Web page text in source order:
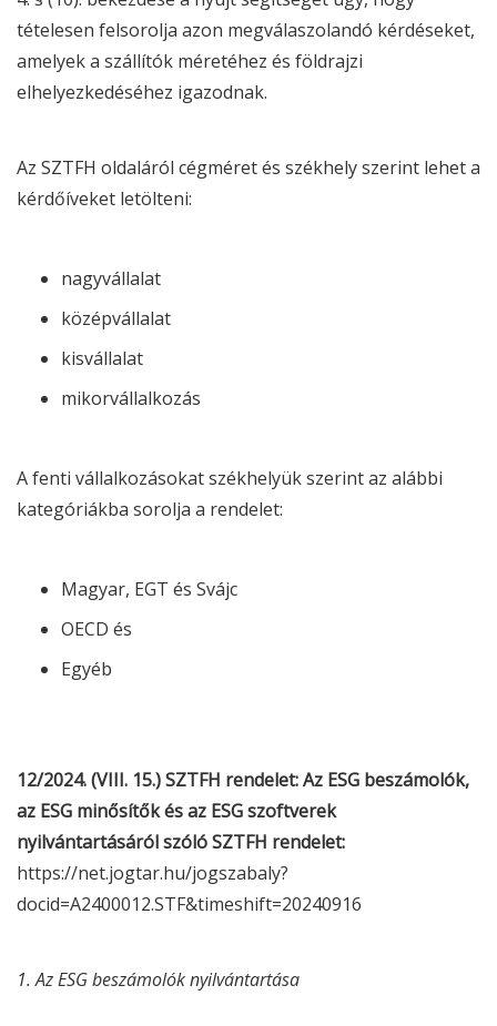
tételesen felsorolja azon megválaszolandó kérdéseket,
amelyek a szállítók méretéhez és földrajzi
elhelyezkedéséhez igazodnak.
Az SZTFH oldaláról cégméret és székhely szerint lehet a
kérdőíveket letölteni:
nagyvállalat
középvállalat
kisvállalat
mikorvállalkozás
A fenti vállalkozásokat székhelyük szerint az alábbi
kategóriákba sorolja a rendelet:
Magyar, EGT és Svájc
OECD és
Egyéb
12/2024. (VIII. 15.) SZTFH rendelet:Az ESG beszámolók,
az ESG minősítők és az ESGszoftverek
nyilvántartásáról szóló SZTFH rendelet:
https://net.jogtar.hu/jogszabaly?
docid=A2400012.STF&timeshift=20240916
1. AzESGbeszámolók nyilvántartása